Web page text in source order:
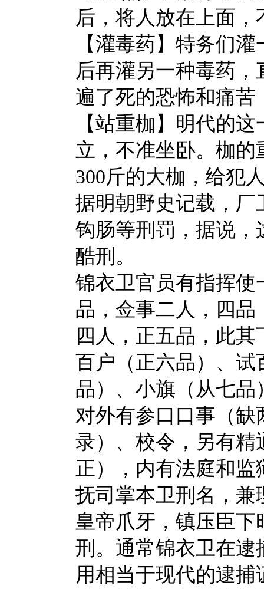
后，将人放在上面
【灌毒药】特务们
后再灌另一种毒药
遍了死的恐怖和痛
【站重枷】明代的
立，不准坐卧。枷
300斤的大枷，给犯
据明朝野史记载，
钩肠等刑罚，据说
酷刑。
锦衣卫官员有指挥
品，佥事二人，四
四人，正五品，此
百户（正六品）、
品）、小旗（从七品
对外有参口口事（
录）、校令，另有
正），内有法庭和
抚司掌本卫刑名，兼
皇帝爪牙，镇压臣
刑。通常锦衣卫在逮
用相当于现代的逮捕